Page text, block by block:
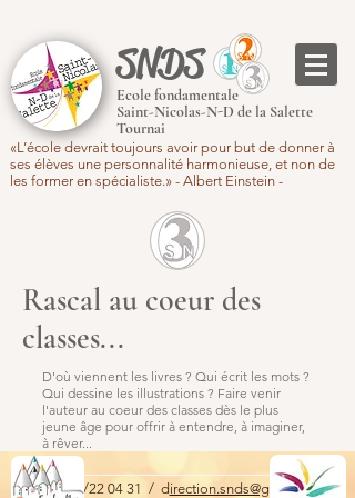
SNDS
Ecole fondamentale
Saint-Nicolas-N-D de la Salette
Tournai
«L’école devrait toujours avoir pour but de donner à
ses élèves une personnalité harmonieuse, et non de
les former en spécialiste.» - Albert Einstein -
Rascal au coeur des
classes...
D'où viennent les livres ? Qui écrit les mots ?
Qui dessine les illustrations ? Faire venir
l'auteur au coeur des classes dès le plus
jeune âge pour offrir à entendre, à imaginer,
à rêver...
Tél. : 069/22 04 31 / direction.snds@gmail.com